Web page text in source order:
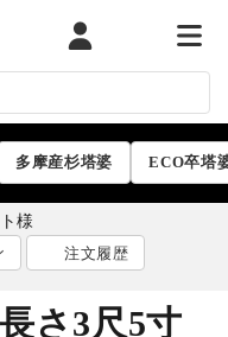
マイページカート メニ
多摩産杉塔婆 ECO卒塔
様
注文履歴
さ3尺5寸